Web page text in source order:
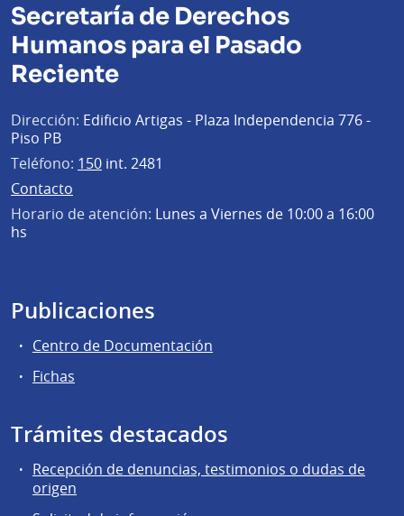
Secretaría de Derechos
Humanos para el Pasado
Reciente
Dirección: Edificio Artigas - Plaza Independencia 776 -
Piso PB
Teléfono: 150 int. 2481
Contacto
Horario de atención: Lunes a Viernes de 10:00 a 16:00
hs
Publicaciones
Centro de Documentación
Fichas
Trámites destacados
Recepción de denuncias, testimonios o dudas de
origen